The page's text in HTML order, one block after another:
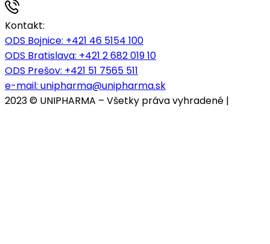
Kontakt:
ODS Bojnice: +421 46 5154 100
ODS Bratislava: +421 2 682 019 10
ODS Prešov: +421 51 7565 511
e-mail: unipharma@unipharma.sk
2023 © UNIPHARMA – Všetky práva vyhradené |